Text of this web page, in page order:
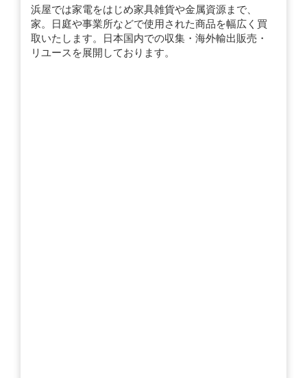
浜屋では家電をはじめ家具雑貨や金属資源まで、
家。日庭や事業所などで使用された商品を幅広く買
取いたします。日本国内での収集・海外輸出販売・
リユースを展開しております。